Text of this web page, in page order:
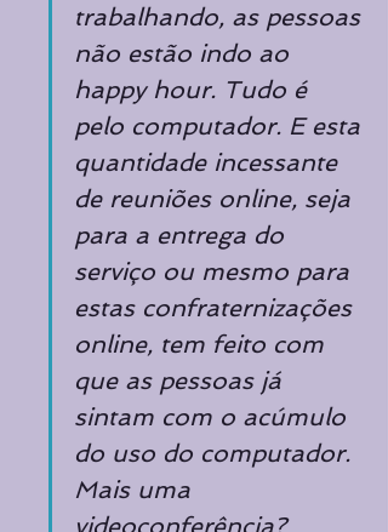
trabalhando, as pessoas
não estão indo ao
happy hour. Tudo é
pelo computador. E esta
quantidade incessante
de reuniões online, seja
para a entrega do
serviço ou mesmo para
estas confraternizações
online, tem feito com
que as pessoas já
sintam com o acúmulo
do uso do computador.
Mais uma
videoconferência?